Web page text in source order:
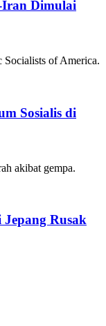
Iran Dimulai
Sosialis di
Jepang Rusak